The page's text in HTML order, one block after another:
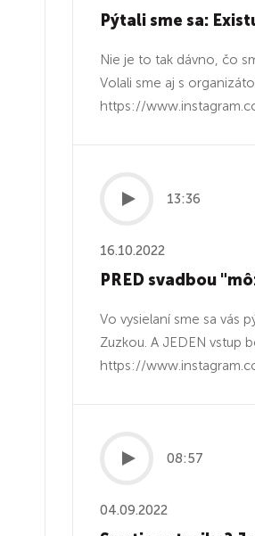
Pýtali sme sa:
Nie je to tak dávno, čo
Volali sme aj s
https://
13:36
16.10.2022
PRED svadbou
Vo vysielaní sme sa vás
Zuzkou. A JEDEN vstup
https://
08:57
04.09.2022